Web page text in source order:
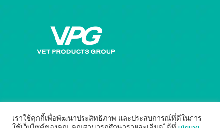
เราใช้คุกกี้เพื่อพัฒนาประสิทธิภาพ และประสบการณ์ที่ดีในการ